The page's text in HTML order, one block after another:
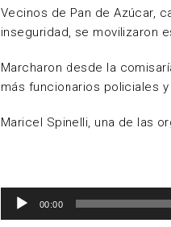
Vecinos de Pan de Azúcar,
inseguridad, se movilizaron
Marcharon desde la
más funcionarios policiales
Maricel Spinelli, una de las
Reproductor
00:00